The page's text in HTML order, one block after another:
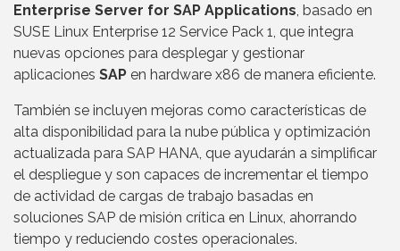
Enterprise Server for SAP Applications , basado en
SUSE Linux Enterprise 12 Service Pack 1, que integra
nuevas opciones para desplegar y gestionar
aplicaciones SAP en hardware x86 de manera eficiente.
También se incluyen mejoras como características de
alta disponibilidad para la nube pública y optimización
actualizada para SAP HANA, que ayudarán a simplificar
el despliegue y son capaces de incrementar el tiempo
de actividad de cargas de trabajo basadas en
soluciones SAP de misión crítica en Linux, ahorrando
tiempo y reduciendo costes operacionales.